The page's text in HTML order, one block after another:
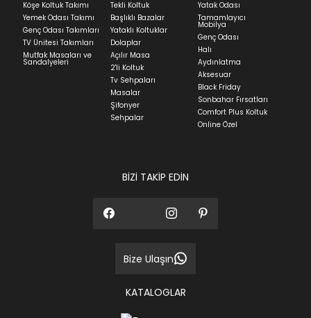
Yatak siparişlerinizin teslim süresi yaşadığınız şehre
ve ürünün stok durumuna göre ortalama 5-24 iş
günüdür.
Panel ve Döşeme grubu ürün siparişlerinizin teslim
süresi yaşadığınız şehre ve ürünün stok durumuna
göre ortalama 30-45 iş günüdür.
Siparişlerim bölümünden sürecinizi takip edebilirsiniz.
Sıkça Sorulan Sorularbölümünü ziyaret
Köşe Koltuk Takımı
Yemek Odası Takımı
Genç Odası Takımları
TV Ünitesi Takımları
Mutfak Masaları ve
Sandalyeleri
Tekli Koltuk
Başlıklı Bazalar
Yataklı Koltuklar
Dolaplar
Açılır Masa
2'li Koltuk
Tv Sehpaları
Masalar
Şifonyer
Sehpalar
Yatak Odası
Tamamlayıcı
Mobilya
Genç Odası
Halı
Aydınlatma
Aksesuar
Black Friday
Sonbahar Fırsatları
Comfort Plus Koltuk
Online Özel
BİZİ TAKİP EDİN
Bize Ulaşın
KATALOGLAR